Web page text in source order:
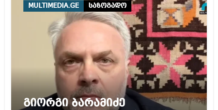
MULTIMEDIA.GE საზოგადო
გიორგი ბარამიძე